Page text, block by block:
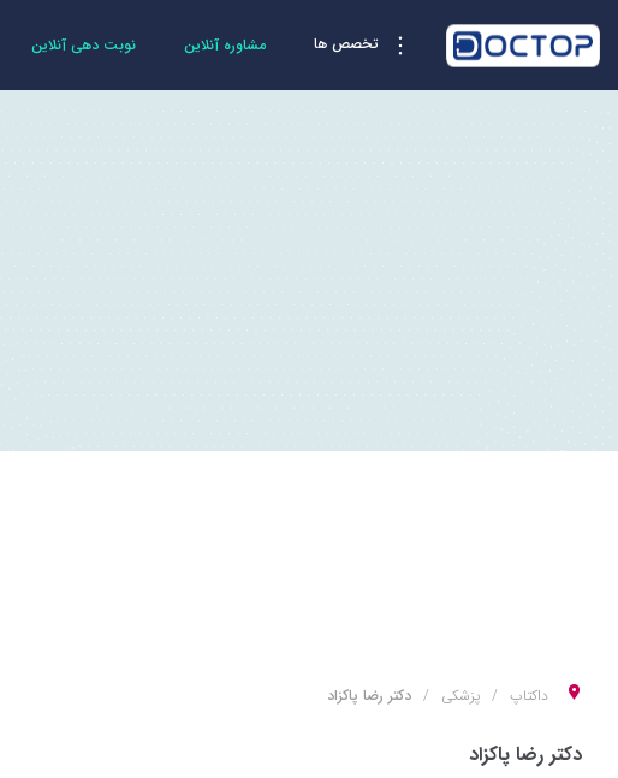
تخصص ها مشاوره آنلاین نوبت دهی آنلاین
داکتاپ پزشکی دکتر رضا پاکزاد
دکتر رضا پاکزاد